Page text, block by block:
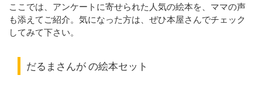
ここでは、アンケートに寄せられた人気の絵本を、ママの声
も添えてご紹介。気になった方は、ぜひ本屋さんでチェック
してみて下さい。
だるまさんが の絵本セット